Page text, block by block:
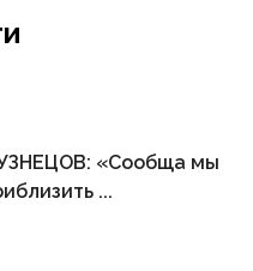
«Сообща мы
...